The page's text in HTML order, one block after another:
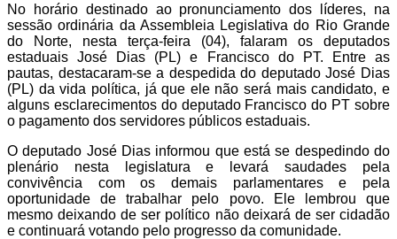
No horário destinado ao pronunciamento dos líderes, na
sessão ordinária da Assembleia Legislativa do Rio Grande
do Norte, nesta terça-feira (04), falaram os deputados
estaduais José Dias (PL) e Francisco do PT. Entre as
pautas, destacaram-se a despedida do deputado José Dias
(PL) da vida política, já que ele não será mais candidato, e
alguns esclarecimentos do deputado Francisco do PT sobre
o pagamento dos servidores públicos estaduais.
O deputado José Dias informou que está se despedindo do
plenário nesta legislatura e levará saudades pela
convivência com os demais parlamentares e pela
oportunidade de trabalhar pelo povo. Ele lembrou que
mesmo deixando de ser político não deixará de ser cidadão
e continuará votando pelo progresso da comunidade.